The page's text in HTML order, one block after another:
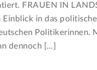
FRAUEN IN
Einblick in das
Politikerinnen.
dennoch […]